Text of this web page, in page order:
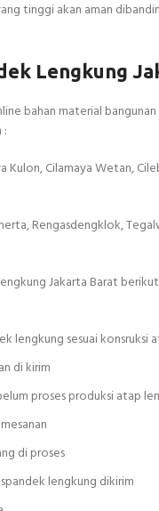
tinggi akan aman
Lengkung
bahan material
:
Kulon, Cilamaya Wetan,
Rengasdengklok,
Jakarta Barat
lengkung sesuai konsruksi
di kirim
proses produksi atap
di proses
lengkung dikirim